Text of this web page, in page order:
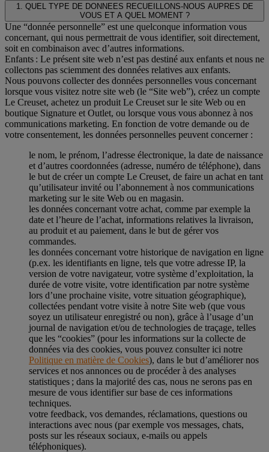
1. QUEL TYPE DE DONNEES RECUEILLONS-NOUS AUPRES DE
VOUS ET A QUEL MOMENT ?
Une “donnée personnelle” est une quelconque information vous
concernant, qui nous permettrait de vous identifier, soit directement,
soit en combinaison avec d’autres informations.
Enfants : Le présent site web n’est pas destiné aux enfants et nous ne
collectons pas sciemment des données relatives aux enfants.
Nous pouvons collecter des données personnelles vous concernant
lorsque vous visitez notre site web (le “Site web”), créez un compte
Le Creuset, achetez un produit Le Creuset sur le site Web ou en
boutique Signature et Outlet, ou lorsque vous vous abonnez à nos
communications marketing. En fonction de votre demande ou de
votre consentement, les données personnelles peuvent concerner :
le nom, le prénom, l’adresse électronique, la date de naissance
et d’autres coordonnées (adresse, numéro de téléphone), dans
le but de créer un compte Le Creuset, de faire un achat en tant
qu’utilisateur invité ou l’abonnement à nos communications
marketing sur le site Web ou en magasin.
les données concernant votre achat, comme par exemple la
date et l’heure de l’achat, informations relatives la livraison,
au produit et au paiement, dans le but de gérer vos
commandes.
les données concernant votre historique de navigation en ligne
(p.ex. les identifiants en ligne, tels que votre adresse IP, la
version de votre navigateur, votre système d’exploitation, la
durée de votre visite, votre identification par notre système
lors d’une prochaine visite, votre situation géographique),
collectées pendant votre visite à notre Site web (que vous
soyez un utilisateur enregistré ou non), grâce à l’usage d’un
journal de navigation et/ou de technologies de traçage, telles
que les “cookies” (pour les informations sur la collecte de
données via des cookies, vous pouvez consulter ici notre
Politique en matière de Cookies), dans le but d’améliorer nos
services et nos annonces ou de procéder à des analyses
statistiques ; dans la majorité des cas, nous ne serons pas en
mesure de vous identifier sur base de ces informations
techniques.
votre feedback, vos demandes, réclamations, questions ou
interactions avec nous (par exemple vos messages, chats,
posts sur les réseaux sociaux, e-mails ou appels
téléphoniques).